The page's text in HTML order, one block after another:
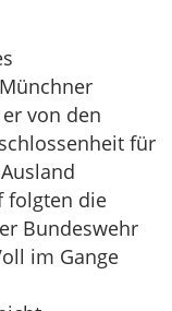
von den
für
folgten die
Bundeswehr
im Gange